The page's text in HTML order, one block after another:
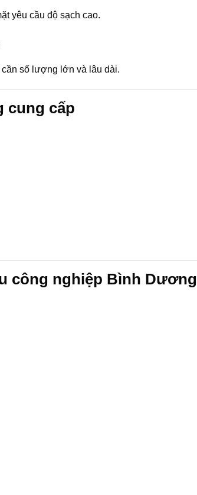
yêu cầu độ sạch cao.
số lượng lớn và lâu dài.
cung cấp
công nghiệp Bình Dương